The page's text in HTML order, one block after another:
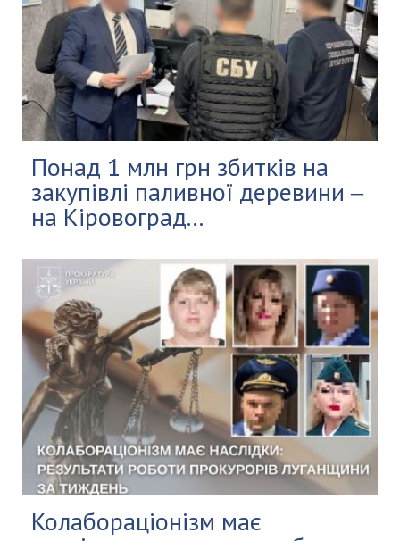
Понад 1 млн грн збитків на
закупівлі паливної деревини ‒
на Кіровоград...
Колабораціонізм має